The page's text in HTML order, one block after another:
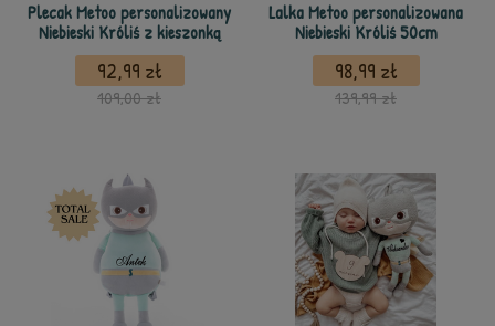
Plecak Metoo personalizowany
Niebieski Króliś z kieszonką
92,99 zł
109,00 zł
Lalka Metoo personalizowana
Niebieski Króliś 50cm
98,99 zł
139,99 zł